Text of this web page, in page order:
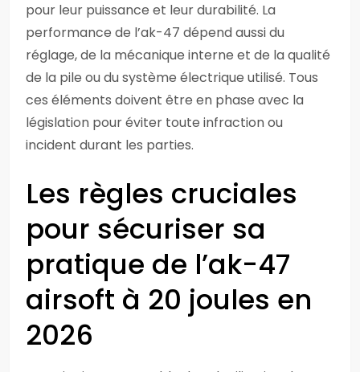
pour leur puissance et leur durabilité. La
performance de l’ak-47 dépend aussi du
réglage, de la mécanique interne et de la qualité
de la pile ou du système électrique utilisé. Tous
ces éléments doivent être en phase avec la
législation pour éviter toute infraction ou
incident durant les parties.
Les règles cruciales
pour sécuriser sa
pratique de l’ak-47
airsoft à 20 joules en
2026